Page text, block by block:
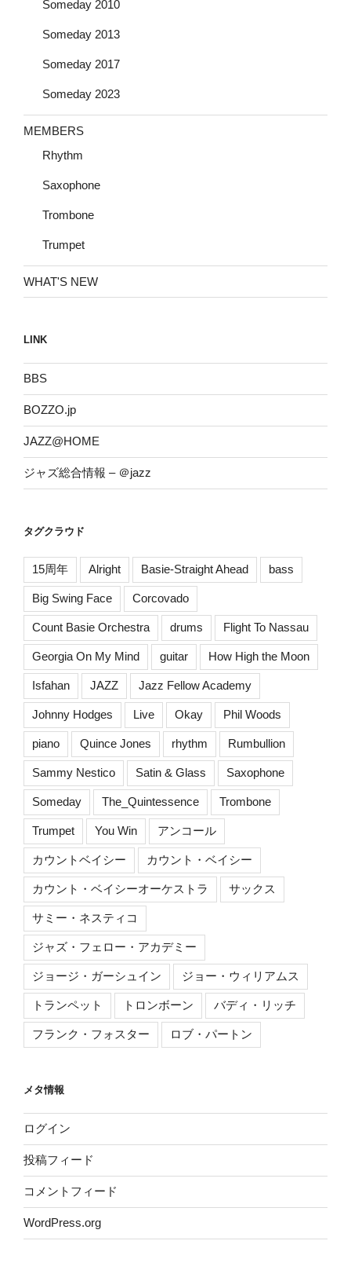
Someday 2010
Someday 2013
Someday 2017
Someday 2023
MEMBERS
Rhythm
Saxophone
Trombone
Trumpet
WHAT'S NEW
LINK
BBS
BOZZO.jp
JAZZ@HOME
ジャズ総合情報 – ＠jazz
タグクラウド
15周年 Alright Basie-Straight Ahead bass
Big Swing Face Corcovado
Count Basie Orchestra drums Flight To Nassau
Georgia On My Mind guitar How High the Moon
Isfahan JAZZ Jazz Fellow Academy
Johnny Hodges Live Okay Phil Woods
piano Quince Jones rhythm Rumbullion
Sammy Nestico Satin & Glass Saxophone
Someday The_Quintessence Trombone
Trumpet You Win アンコール
カウントベイシー カウント・ベイシー
カウント・ベイシーオーケストラ サックス
サミー・ネスティコ
ジャズ・フェロー・アカデミー
ジョージ・ガーシュイン ジョー・ウィリアムス
トランペット トロンボーン バディ・リッチ
フランク・フォスター ロブ・パートン
メタ情報
ログイン
投稿フィード
コメントフィード
WordPress.org